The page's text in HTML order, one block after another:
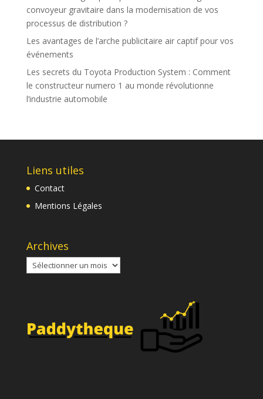
convoyeur gravitaire dans la modernisation de vos
processus de distribution ?
Les avantages de l’arche publicitaire air captif pour vos
événements
Les secrets du Toyota Production System : Comment
le constructeur numero 1 au monde révolutionne
l’industrie automobile
Liens utiles
Contact
Mentions Légales
Archives
Archives